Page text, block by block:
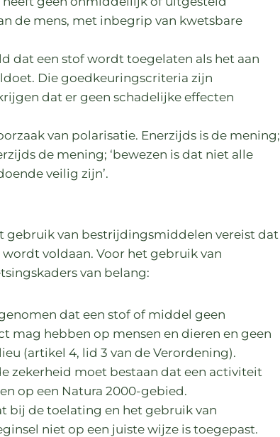
de mens, met inbegrip van kwetsbare
dat een stof wordt toegelaten als het aan
Die goedkeuringscriteria zijn
dat er geen schadelijke effecten
van polarisatie. Enerzijds is de mening;
de mening; ‘bewezen is dat niet alle
veilig zijn’.
gebruik van bestrijdingsmiddelen vereist dat
voldaan. Voor het gebruik van
van belang:
dat een stof of middel geen
hebben op mensen en dieren en geen
(artikel 4, lid 3 van de Verordening).
zekerheid moet bestaan dat een activiteit
op een Natura 2000-gebied.
bij de toelating en het gebruik van
niet op een juiste wijze is toegepast.